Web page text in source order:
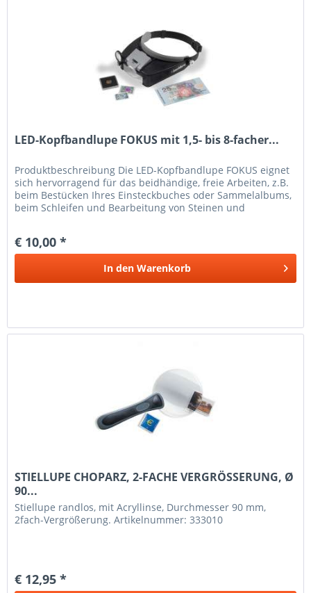
LED-Kopfbandlupe FOKUS mit 1,5- bis 8-facher...
Produkt­beschreibung Die LED-Kopfbandlupe FOKUS eignet
sich hervorragend für das beidhändige, freie Arbeiten, z.B.
beim Bestücken Ihres Einsteckbuches oder Sammelalbums,
beim Schleifen und Bearbeitung von Steinen und
€ 10,00 *
In den Warenkorb
STIELLUPE CHOPARZ, 2-FACHE VERGRÖSSERUNG, Ø
90...
Stiellupe randlos, mit Acryllinse, Durchmesser 90 mm,
2fach-Vergrößerung. Artikelnummer: 333010
€ 12,95 *